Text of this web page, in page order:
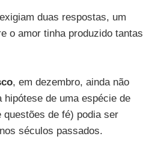
duas respostas, um
o amor tinha produzido tantas
, em dezembro, ainda não
hipótese de uma espécie de
de fé) podia ser
séculos passados.